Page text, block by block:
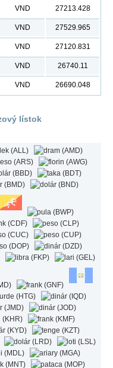
VND 27213.428
VND 27529.965
VND 27120.831
VND 26740.11
VND 26690.048
lístok